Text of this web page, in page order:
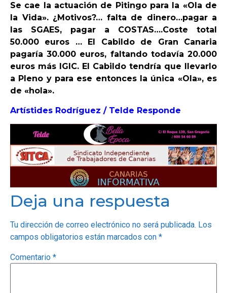
CANARIAS
5ª COLUMNA
CARTAS DEL DIRECTOR
ENTREVISTAS
OPINIÓN
PROGRAMAS
Se cae la actuación de Pitingo para la «Ola de
la Vida». ¿Motivos?… falta de dinero…pagar a
las SGAES, pagar a COSTAS….Coste total
50.000 euros … El Cabildo de Gran Canaria
pagaría 30.000 euros, faltando todavía 20.000
euros más IGIC. El Cabildo tendría que llevarlo
a Pleno y para ese entonces la única «Ola», es
de «hola».
Artístides Rodríguez / Telde Responde
Deja una respuesta
Tu dirección de correo electrónico no será publicada. Los
campos obligatorios están marcados con *
Comentario *